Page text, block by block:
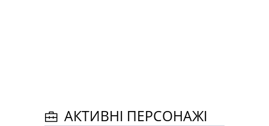
АКТИВНІ ПЕРСОНАЖІ